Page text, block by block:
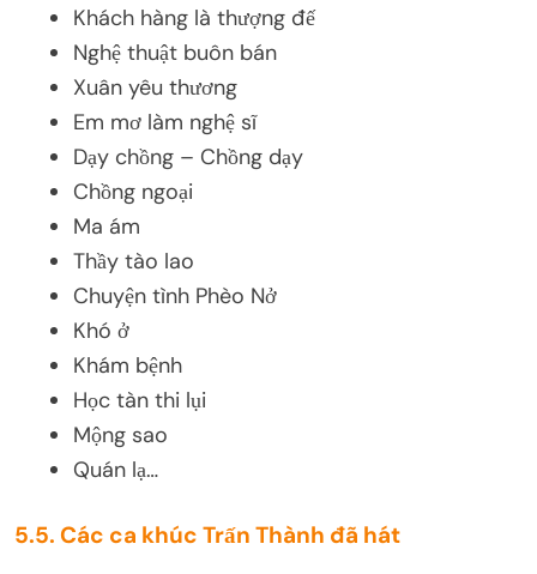
Khách hàng là thượng đế
Nghệ thuật buôn bán
Xuân yêu thương
Em mơ làm nghệ sĩ
Dạy chồng – Chồng dạy
Chồng ngoại
Ma ám
Thầy tào lao
Chuyện tình Phèo Nở
Khó ở
Khám bệnh
Học tàn thi lụi
Mộng sao
Quán lạ…
5.5. Các ca khúc Trấn Thành đã hát